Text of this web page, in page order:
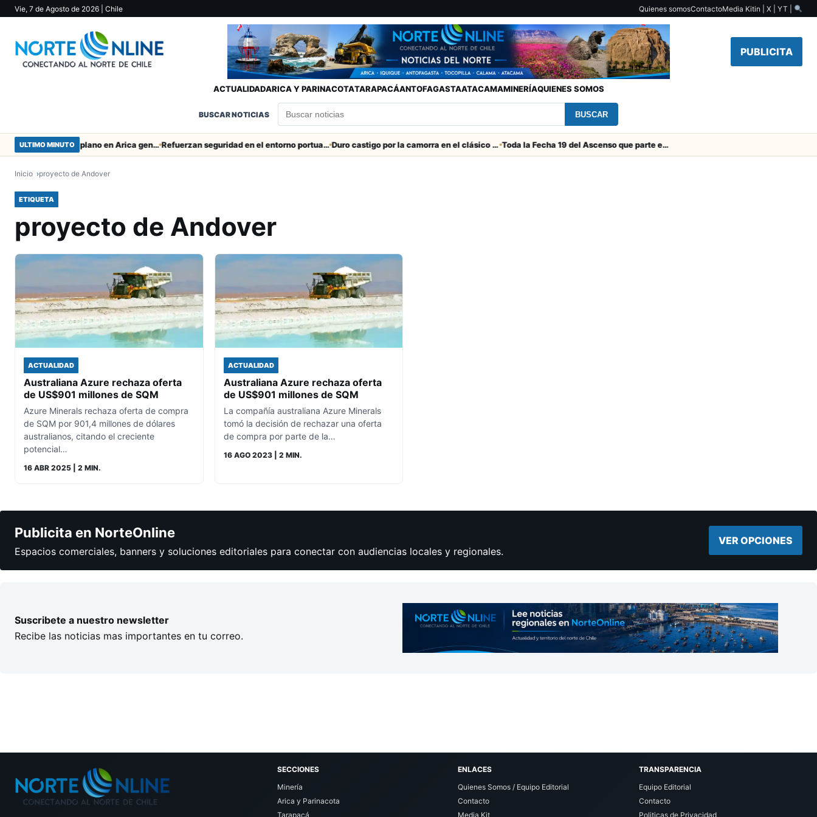
Vie, 7 de Agosto de 2026 | Chile Quienes somosContactoMedia Kitin | X | YT |
PUBLICITA
ACTUALIDADARICA Y PARINACOTATARAPACÁANTOFAGASTAATACAMAMINERÍAQUIENES SOMOS
BUSCAR NOTICIAS BUSCAR
ULTIMO MINUTO Obras de Aguas del Altiplano en Arica generan puestos de trabajo Refuerzan seguridad en el entorno portuario de Arica Duro castigo por la camorra en el clásico Arica-Iquique Toda la Fecha 19 del Ascenso que parte este viernes
Inicio proyecto de Andover
ETIQUETA
proyecto de Andover
ACTUALIDAD
Australiana Azure rechaza oferta
de US$901 millones de SQM
Azure Minerals rechaza oferta de compra
de SQM por 901,4 millones de dólares
australianos, citando el creciente
potencial…
16 ABR 2025 | 2 MIN.
ACTUALIDAD
Australiana Azure rechaza oferta
de US$901 millones de SQM
La compañía australiana Azure Minerals
tomó la decisión de rechazar una oferta
de compra por parte de la…
16 AGO 2023| 2 MIN.
Publicita en NorteOnline
Espacios comerciales, banners y soluciones editoriales para conectar con audiencias locales y regionales.
VER OPCIONES
Suscribete a nuestro newsletter
Recibe las noticias mas importantes en tu correo.
SECCIONES
Minería
Arica y Parinacota
Tarapacá
ENLACES
Quienes Somos / Equipo Editorial
Contacto
Media Kit
TRANSPARENCIA
Equipo Editorial
Contacto
Politicas de Privacidad